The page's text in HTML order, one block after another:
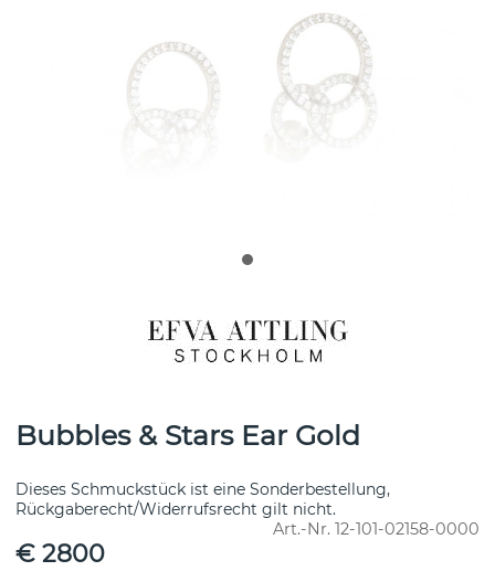
Bubbles & Stars Ear Gold
Dieses Schmuckstück ist eine Sonderbestellung,
Rückgaberecht/Widerrufsrecht gilt nicht.
Art.-Nr. 12-101-02158-0000
€ 2800